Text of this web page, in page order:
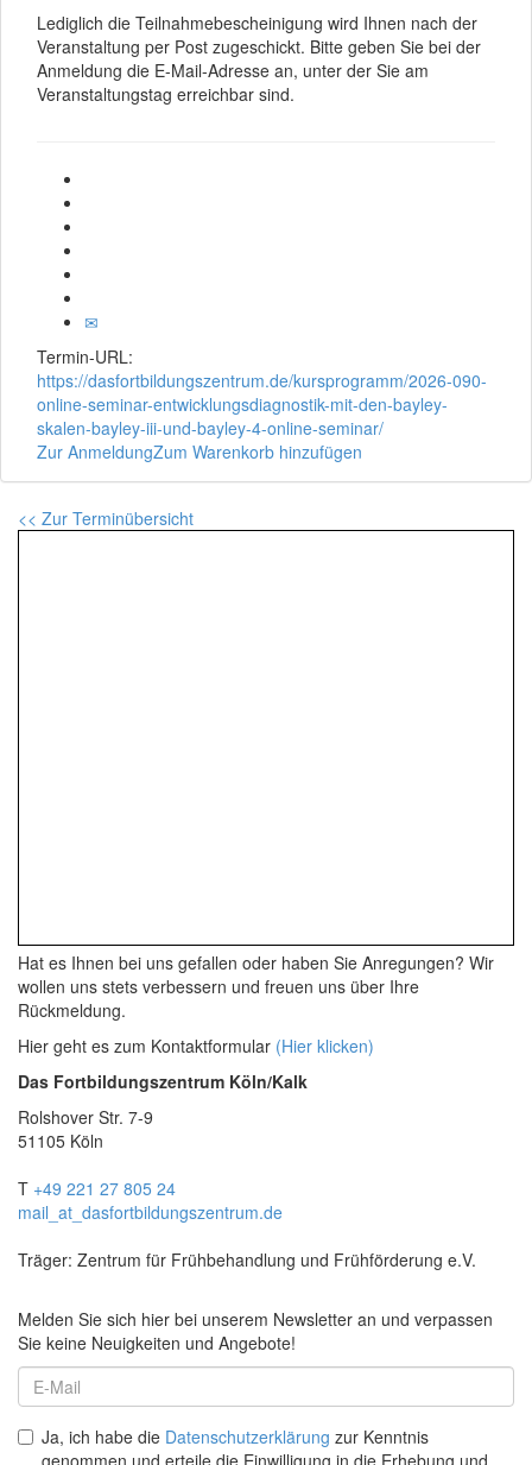
Lediglich die Teilnahmebescheinigung wird Ihnen nach der
Veranstaltung per Post zugeschickt. Bitte geben Sie bei der
Anmeldung die E-Mail-Adresse an, unter der Sie am
Veranstaltungstag erreichbar sind.
Termin-URL:
https://dasfortbildungszentrum.de/kursprogramm/2026-090-
online-seminar-entwicklungsdiagnostik-mit-den-bayley-
skalen-bayley-iii-und-bayley-4-online-seminar/
Zur AnmeldungZum Warenkorb hinzufügen
<< Zur Terminübersicht
Hat es Ihnen bei uns gefallen oder haben Sie Anregungen? Wir
wollen uns stets verbessern und freuen uns über Ihre
Rückmeldung.
Hier geht es zum Kontaktformular (Hier klicken)
Das Fortbildungszentrum Köln/Kalk
Rolshover Str. 7-9
51105 Köln
T +49 221 27 805 24
mail _at_ dasfortbildungszentrum.de
Träger: Zentrum für Frühbehandlung und Frühförderung e.V.
Melden Sie sich hier bei unserem Newsletter an und verpassen
Sie keine Neuigkeiten und Angebote!
Ja, ich habe die Datenschutzerklärung zur Kenntnis
genommen und erteile die Einwilligung in die Erhebung und